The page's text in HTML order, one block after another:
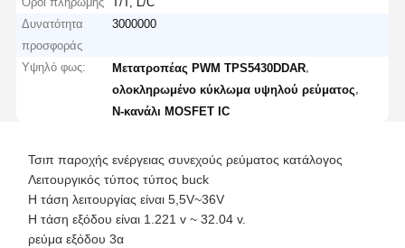
Δυνατότητα
προσφοράς
3000000
Υψηλό φως: Μετατροπέας PWM TPS5430DDAR
ολοκληρωμένο κύκλωμα υψηλού ρεύματος
N-κανάλι MOSFET IC
Τσιπ παροχής ενέργειας συνεχούς ρεύματος κατάλογος
Λειτουργικός τύπος τύπος buck
Η τάση λειτουργίας είναι 5,5V~36V
Η τάση εξόδου είναι 1.221 v ~ 32.04 v.
ρεύμα εξόδου 3α